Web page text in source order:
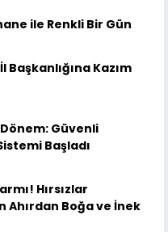
ile Renkli Bir Gün
Kazım
Güvenli
Başladı
Hırsızlar
Boğa ve İnek